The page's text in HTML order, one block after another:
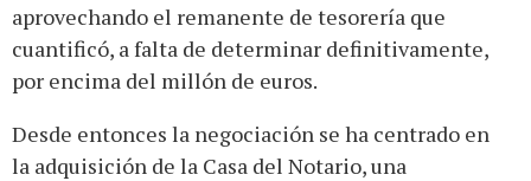
aprovechando el remanente de tesorería que
cuantificó, a falta de determinar definitivamente,
por encima del millón de euros.
Desde entonces la negociación se ha centrado en
la adquisición de la Casa del Notario, una